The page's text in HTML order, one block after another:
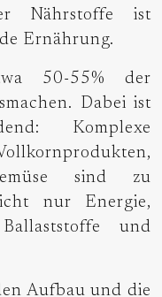
Nährstoffe ist
Ernährung.
50-55% der
Dabei ist
Komplexe
sind zu
nur Energie,
und
Aufbau und die